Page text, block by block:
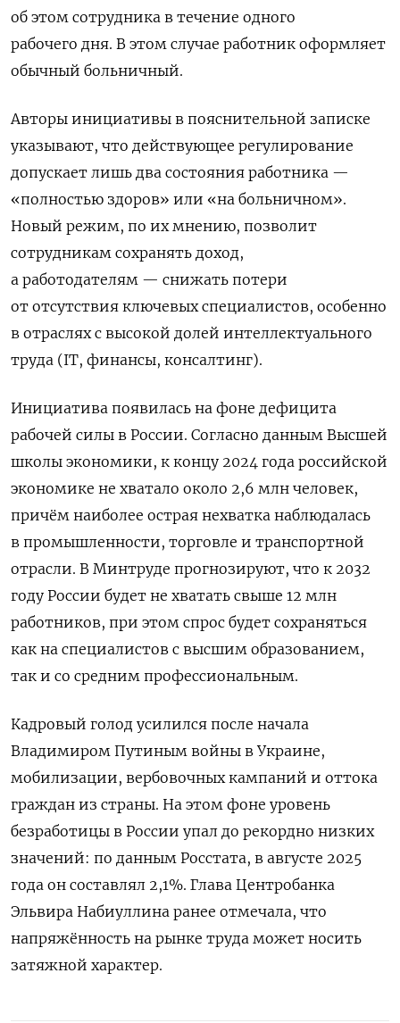
об этом сотрудника в течение одного
рабочего дня. В этом случае работник оформляет
обычный больничный.
Авторы инициативы в пояснительной записке
указывают, что действующее регулирование
допускает лишь два состояния работника —
«полностью здоров» или «на больничном».
Новый режим, по их мнению, позволит
сотрудникам сохранять доход,
а работодателям — снижать потери
от отсутствия ключевых специалистов, особенно
в отраслях с высокой долей интеллектуального
труда (IT, финансы, консалтинг).
Инициатива появилась на фоне дефицита
рабочей силы в России. Согласно данным Высшей
школы экономики, к концу 2024 года российской
экономике не хватало около 2,6 млн человек,
причём наиболее острая нехватка наблюдалась
в промышленности, торговле и транспортной
отрасли. В Минтруде прогнозируют, что к 2032
году России будет не хватать свыше 12 млн
работников, при этом спрос будет сохраняться
как на специалистов с высшим образованием,
так и со средним профессиональным.
Кадровый голод усилился после начала
Владимиром Путиным войны в Украине,
мобилизации, вербовочных кампаний и оттока
граждан из страны. На этом фоне уровень
безработицы в России упал до рекордно низких
значений: по данным Росстата, в августе 2025
года он составлял 2,1%. Глава Центробанка
Эльвира Набиуллина ранее отмечала, что
напряжённость на рынке труда может носить
затяжной характер.